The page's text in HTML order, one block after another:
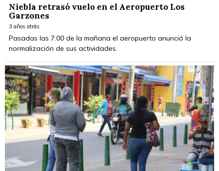
Niebla retrasó vuelo en el Aeropuerto Los
Garzones
3 años atrás
Pasadas las 7:00 de la mañana el aeropuerto anunció la
normalización de sus actividades.